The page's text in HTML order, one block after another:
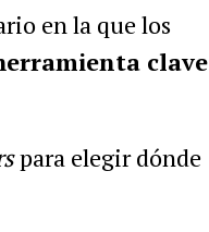
en la que los
clave
para elegir dónde